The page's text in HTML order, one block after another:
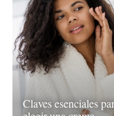
Claves esenciales